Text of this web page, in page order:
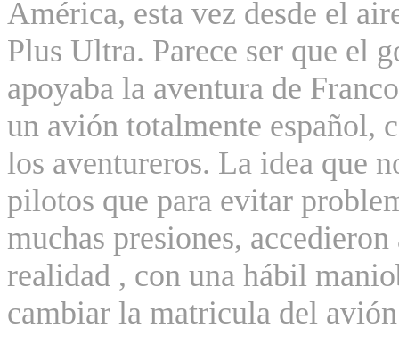
América, esta vez desde el
Plus Ultra. Parece ser que el
apoyaba la aventura de
un avión totalmente español,
los aventureros. La idea que
pilotos que para evitar
muchas presiones,
realidad , con una hábil
cambiar la matricula del